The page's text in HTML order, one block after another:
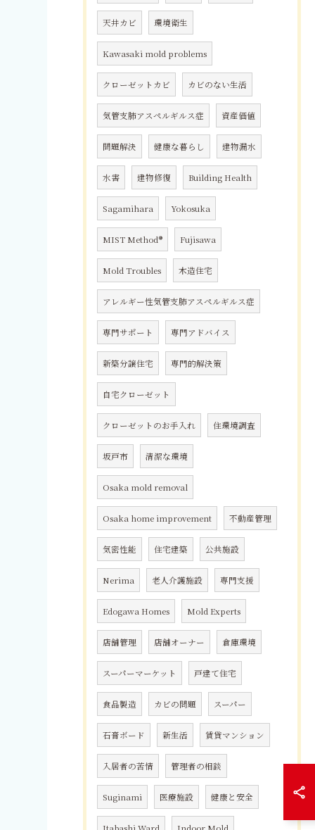
天井カビ 環境衛生
Kawasaki mold problems
クローゼットカビ カビのない生活
気管支肺アスペルギルス症 資産価値
問題解決 健康な暮らし 建物漏水
水害 建物修復 Building Health
Sagamihara Yokosuka
MIST Method® Fujisawa
Mold Troubles 木造住宅
アレルギー性気管支肺アスペルギルス症
専門サポート 専門アドバイス
新築分譲住宅 専門的解決策
自宅クローゼット
クローゼットのお手入れ 住環境調査
坂戸市 清潔な環境
Osaka mold removal
Osaka home improvement 不動産管理
気密性能 住宅建築 公共施設
Nerima 老人介護施設 専門支援
Edogawa Homes Mold Experts
店舗管理 店舗オーナー 倉庫環境
スーパーマーケット 戸建て住宅
食品製造 カビの問題 スーパー
石膏ボード 新生活 賃貸マンション
入居者の苦情 管理者の相談
Suginami 医療施設 健康と安全